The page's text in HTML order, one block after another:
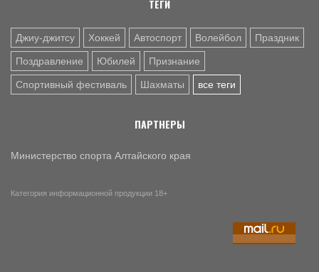
ТЕГИ
Джиу-джитсу Хоккей Автоспорт Волейбол Праздник
Поздравление Юбилей Признание
Спортивный фестиваль Шахматы все теги
ПАРТНЕРЫ
Министерство спорта Алтайского края
Категория информационной продукции 18+